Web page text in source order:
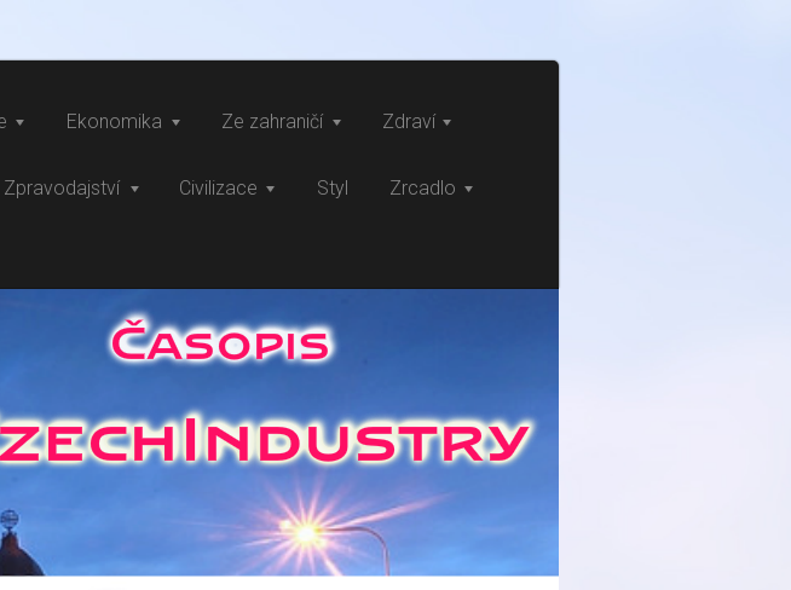
Ekonomika Ze zahraničí Zdraví
Zpravodajství Civilizace Styl Zrcadlo